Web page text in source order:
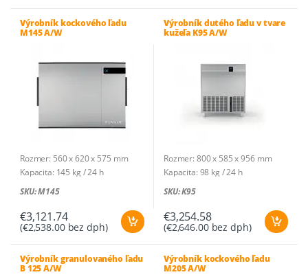
Príkon: 0,4 kW (A), 0,35 kW (W) /
230V-1N~
kWh (W)
Rozmer: 500 x 597 x 694 mm
Zásobník: na 36 kg – 1714 ks
Chladivo: R290
Príkon/100 kg: 19,8 kWh (A), 16,7
Výrobník kockového ľadu
M145 A/W
Rozmer: 560 x 620 x 575 mm
Kapacita: 145 kg / 24 h
Druh ľadu: DICE, HALF-LARGE,
Hmotnosť ľadu: 6 g, 10 g, 17 g
Kompatibilný so zásobníkmi:
(KM205-255)
Kusov na cyklus: DICE – 168 ks,
SKU: M145
€3,121.74
(€2,538.00bez dph)
Výrobník dutého ľadu v tvare
kužeľa K95 A/W
Rozmer: 800 x 585 x 956 mm
Kapacita: 98 kg / 24 h
Druh ľadu: dutý ľad v tvare kužeľa
Kusov na cyklus: 60
Spotreba vody: 8,56l/h (A) ;
Zásobník: na 40 kg – 1904 ks
Chladivo: R290
SKU: K95
€3,254.58
(€2,646.00bez dph)
Výrobník granulovaného ľadu
B 125 A/W
Výrobník kockového ľadu
M205 A/W